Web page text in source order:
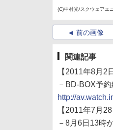
(C)中村光/スクウェアエ
前の画像
関連記事
【2011年8月
－BD-BOX予
http://
【2011年7月
－8月6日13時